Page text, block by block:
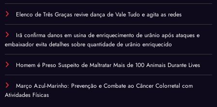
Elenco de Três Graças revive dança de Vale Tudo e agita as redes
Irã confirma danos em usina de enriquecimento de urânio após ataques e
embaixador evita detalhes sobre quantidade de urânio enriquecido
Homem é Preso Suspeito de Maltratar Mais de 100 Animais Durante Lives
Março Azul-Marinho: Prevenção e Combate ao Câncer Colorretal com
Atividades Físicas